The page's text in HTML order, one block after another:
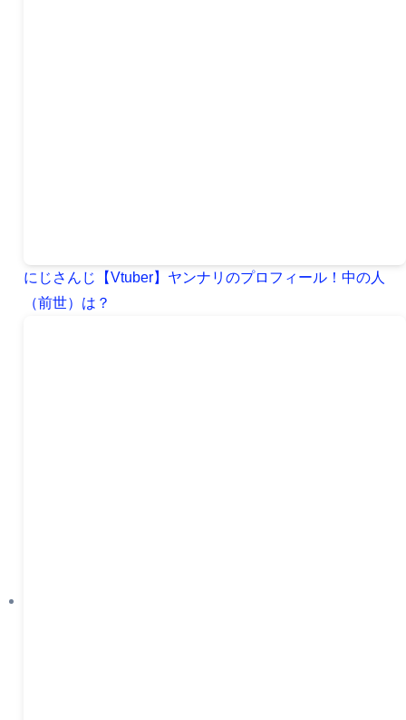
にじさんじ【Vtuber】ヤンナリのプロフィール！中の人
（前世）は？